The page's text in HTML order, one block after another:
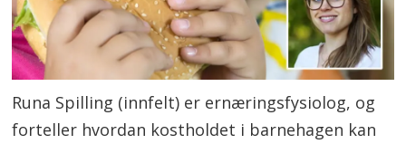
Runa Spilling (innfelt) er ernæringsfysiolog, og
forteller hvordan kostholdet i barnehagen kan